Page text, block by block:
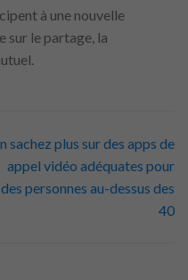
à une nouvelle
sur le partage, la
sachez plus sur des apps de
appel vidéo adéquates pour
des personnes au-dessus des
40